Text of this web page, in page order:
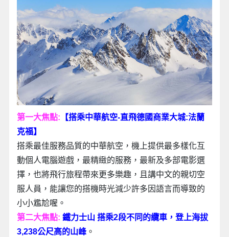
第一大焦點: 【搭乘中華航空-直飛德國商業大城:法蘭
克福】
搭乘最佳服務品質的中華航空，機上提供最多樣化互
動個人電腦遊戲，最精緻的服務，最新及多部電影選
擇，也將飛行旅程帶來更多樂趣，且講中文的親切空
服人員，能讓您的搭機時光減少許多因語言而導致的
小小尷尬喔。
第二大焦點: 鐵力士山 搭乘2段不同的纜車，登上海拔
3,238公尺高的山峰。